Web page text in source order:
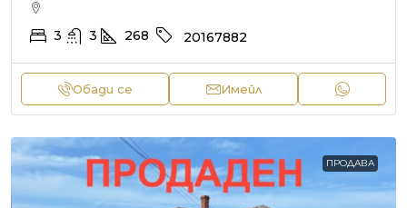
3 3 268 20167882
Обади се Имейл
ПРОДАВА